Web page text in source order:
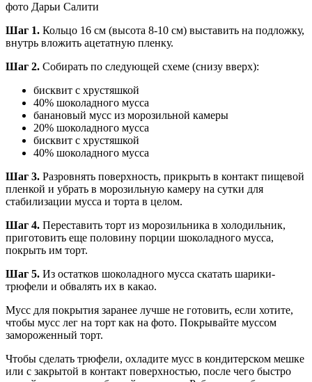
фото Дарьи Салити
Шаг 1. Кольцо 16 см (высота 8-10 см) выставить на подложку,
внутрь вложить ацетатную пленку.
Шаг 2. Собирать по следующей схеме (снизу вверх):
бисквит с хрустяшкой
40% шоколадного мусса
банановый мусс из морозильной камеры
20% шоколадного мусса
бисквит с хрустяшкой
40% шоколадного мусса
Шаг 3. Разровнять поверхность, прикрыть в контакт пищевой
пленкой и убрать в морозильную камеру на сутки для
стабилизации мусса и торта в целом.
Шаг 4. Переставить торт из морозильника в холодильник,
приготовить еще половину порции шоколадного мусса,
покрыть им торт.
Шаг 5. Из остатков шоколадного мусса скатать шарики-
трюфели и обвалять их в какао.
Мусс для покрытия заранее лучше не готовить, если хотите,
чтобы мусс лег на торт как на фото. Покрывайте муссом
замороженный торт.
Чтобы сделать трюфели, охладите мусс в кондитерском мешке
или с закрытой в контакт поверхностью, после чего быстро